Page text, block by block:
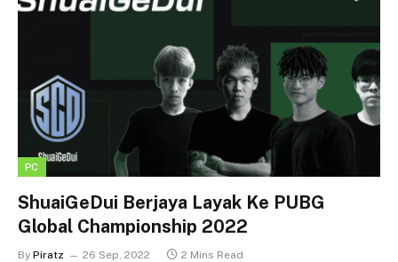
PC
ShuaiGeDui Berjaya Layak Ke PUBG
Global Championship 2022
By Piratz 26 Sep, 2022 2 Mins Read